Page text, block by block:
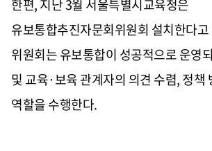
한편,지난3월 서울특별시교육청은
유보통합추진자문회위원회 설치한다
위원회는 유보통합이 성공적으로 운영
및 교육·보육 관계자의 의견 수렴,정책
역할을 수행한다.